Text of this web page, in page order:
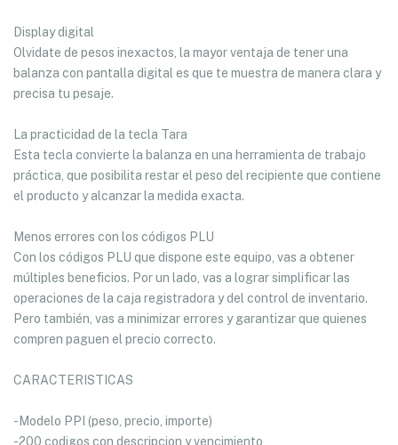
Display digital
Olvidate de pesos inexactos, la mayor ventaja de tener una
balanza con pantalla digital es que te muestra de manera clara y
precisa tu pesaje.
La practicidad de la tecla Tara
Esta tecla convierte la balanza en una herramienta de trabajo
práctica, que posibilita restar el peso del recipiente que contiene
el producto y alcanzar la medida exacta.
Menos errores con los códigos PLU
Con los códigos PLU que dispone este equipo, vas a obtener
múltiples beneficios. Por un lado, vas a lograr simplificar las
operaciones de la caja registradora y del control de inventario.
Pero también, vas a minimizar errores y garantizar que quienes
compren paguen el precio correcto.
CARACTERISTICAS
-Modelo PPI (peso, precio, importe)
-200 codigos con descripcion y vencimiento